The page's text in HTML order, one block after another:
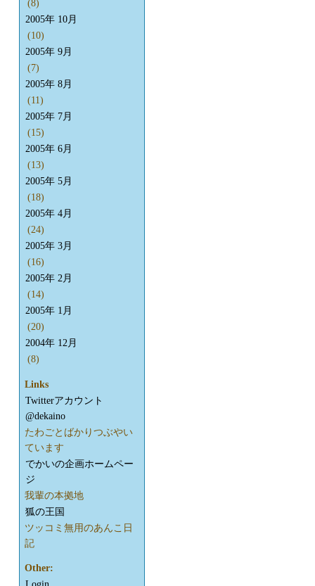
(8)
2005年 10月
(10)
2005年 9月
(7)
2005年 8月
(11)
2005年 7月
(15)
2005年 6月
(13)
2005年 5月
(18)
2005年 4月
(24)
2005年 3月
(16)
2005年 2月
(14)
2005年 1月
(20)
2004年 12月
(8)
Links
Twitterアカウント
@dekaino
たわごとばかりつぶやい
ています
でかいの企画ホームペー
ジ
我輩の本拠地
狐の王国
ツッコミ無用のあんこ日
記
Other: